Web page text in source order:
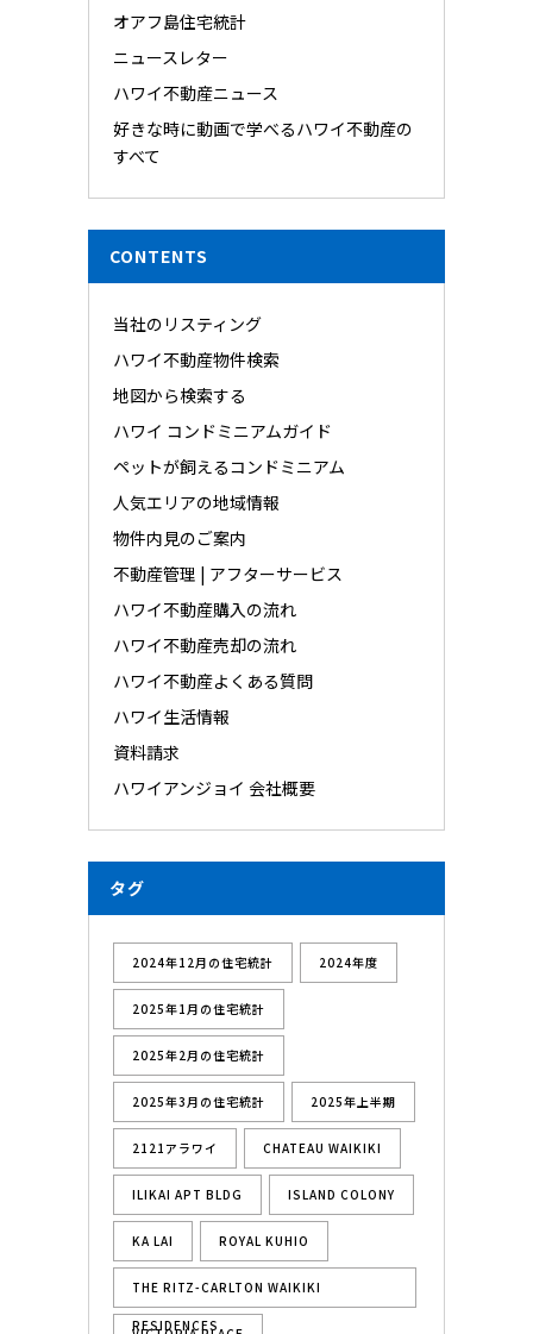
オアフ島住宅統計
ニュースレター
ハワイ不動産ニュース
好きな時に動画で学べるハワイ不動産の
すべて
CONTENTS
当社のリスティング
ハワイ不動産物件検索
地図から検索する
ハワイ コンドミニアムガイド
ペットが飼えるコンドミニアム
人気エリアの地域情報
物件内見のご案内
不動産管理 | アフターサービス
ハワイ不動産購入の流れ
ハワイ不動産売却の流れ
ハワイ不動産よくある質問
ハワイ生活情報
資料請求
ハワイアンジョイ 会社概要
タグ
2024年12月の住宅統計 2024年度
2025年1月の住宅統計
2025年2月の住宅統計
2025年3月の住宅統計 2025年上半期
2121アラワイ CHATEAU WAIKIKI
ILIKAI APT BLDG ISLAND COLONY
KA LAI ROYAL KUHIO
THE RITZ-CARLTON WAIKIKI
RESIDENCES